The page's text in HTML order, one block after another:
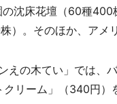
沈床花壇（60種
）。そのほか、アメ
えの木てい」では、
リーム」（340円）